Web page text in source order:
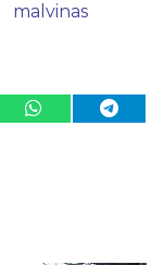
malvinas